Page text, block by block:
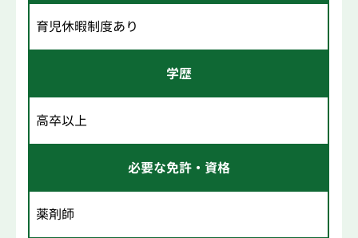
育児休暇制度あり
学歴
高卒以上
必要な免許・資格
薬剤師